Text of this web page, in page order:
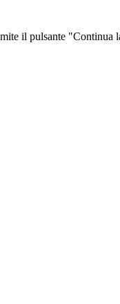
il pulsante "Continua